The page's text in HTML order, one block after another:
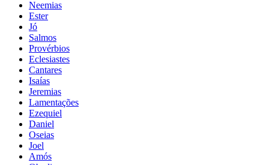
Neemias
Ester
Jó
Salmos
Provérbios
Eclesiastes
Cantares
Isaías
Jeremias
Lamentações
Ezequiel
Daniel
Oseias
Joel
Amós